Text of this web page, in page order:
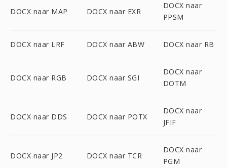
DOCX naar MAP DOCX naar EXR
DOCX naar
PPSM
DOCX naar LRF DOCX naar ABW DOCX naar RB
DOCX naar RGB DOCX naar SGI
DOCX naar
DOTM
DOCX naar DDS DOCX naar POTX
DOCX naar
JFIF
DOCX naar JP2 DOCX naar TCR
DOCX naar
PGM